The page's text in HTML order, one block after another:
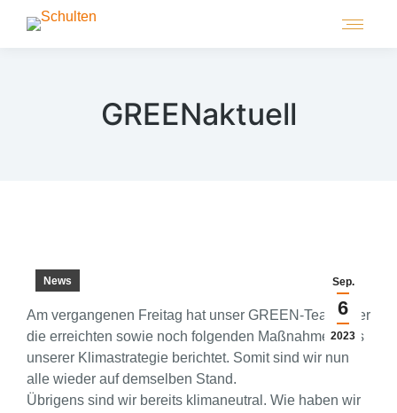
GREENaktuell
Sep.
6
2023
News
Am vergangenen Freitag hat unser GREEN-Team über
die erreichten sowie noch folgenden Maßnahmen aus
unserer Klimastrategie berichtet. Somit sind wir nun
alle wieder auf demselben Stand.
Übrigens sind wir bereits klimaneutral. Wie haben wir